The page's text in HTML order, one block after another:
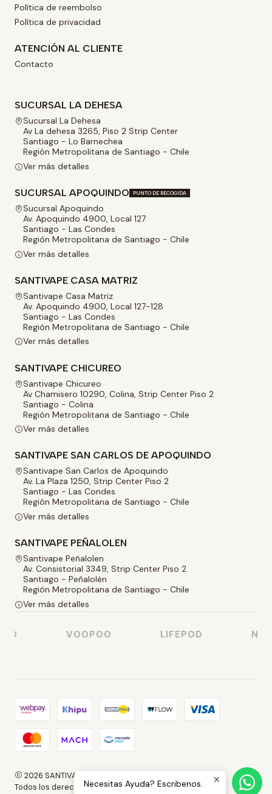
Política de reembolso
Política de privacidad
ATENCIÓN AL CLIENTE
Contacto
SUCURSAL LA DEHESA
Sucursal La Dehesa
Av La dehesa 3265, Piso 2 Strip Center
Santiago - Lo Barnechea
Región Metropolitana de Santiago - Chile
Ver más detalles
SUCURSAL APOQUINDO PUNTO DE RECOGIDA
Sucursal Apoquindo
Av. Apoquindo 4900, Local 127
Santiago - Las Condes
Región Metropolitana de Santiago - Chile
Ver más detalles
SANTIVAPE CASA MATRIZ
Santivape Casa Matriz
Av. Apoquindo 4900, Local 127-128
Santiago - Las Condes
Región Metropolitana de Santiago - Chile
Ver más detalles
SANTIVAPE CHICUREO
Santivape Chicureo
Av Chamisero 10290, Colina, Strip Center Piso 2
Santiago - Colina
Región Metropolitana de Santiago - Chile
Ver más detalles
SANTIVAPE SAN CARLOS DE APOQUINDO
Santivape San Carlos de Apoquindo
Av. La Plaza 1250, Strip Center Piso 2
Santiago - Las Condes
Región Metropolitana de Santiago - Chile
Ver más detalles
SANTIVAPE PEÑALOLEN
Santivape Peñalolen
Av. Consistorial 3349, Strip Center Piso 2
Santiago - Peñalolén
Región Metropolitana de Santiago - Chile
Ver más detalles
VOOPOO LIFEPOD
2026 SANTIVAPE.
Todos los derechos reservados.Necesitas Ayuda? Escribenos.